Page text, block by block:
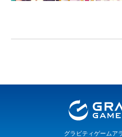
グラビティゲームア